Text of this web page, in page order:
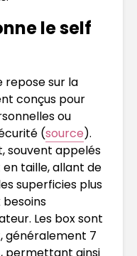
le self
repose sur la
conçus pour
ou
(source).
souvent appelés
taille, allant de
superficies plus
Les box sont
généralement 7